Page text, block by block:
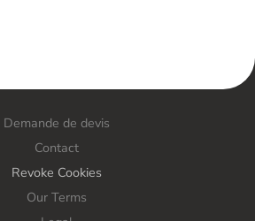
Demande de devis
Contact
Revoke Cookies
Our Terms